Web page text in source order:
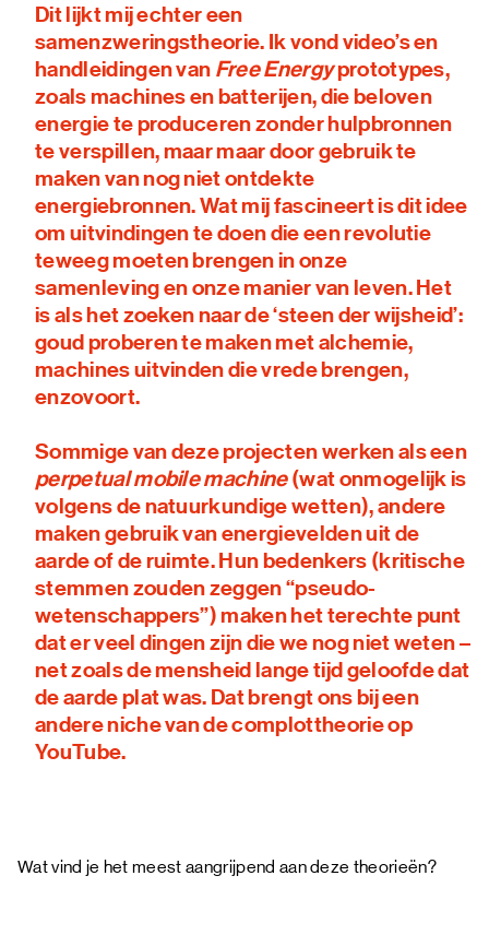
Dit lijkt mij echter een
samenzweringstheorie. Ik vond video’s en
handleidingen van Free Energyprototypes,
zoals machines en batterijen, die beloven
energie te produceren zonder hulpbronnen
te verspillen, maar maar door gebruik te
maken van nog niet ontdekte
energiebronnen. Wat mij fascineert is dit idee
om uitvindingen te doen die een revolutie
teweeg moeten brengen in onze
samenleving en onze manier van leven. Het
is als het zoeken naar de ‘steen der wijsheid’:
goud proberen te maken met alchemie,
machines uitvinden die vrede brengen,
enzovoort.
Sommige van deze projecten werken als een
perpetual mobile machine(wat onmogelijk is
volgens de natuurkundige wetten), andere
maken gebruik van energievelden uit de
aarde of de ruimte. Hun bedenkers (kritische
stemmen zouden zeggen “pseudo-
wetenschappers”) maken het terechte punt
dat er veel dingen zijn die we nog niet weten –
net zoals de mensheid lange tijd geloofde dat
de aarde plat was. Dat brengt ons bij een
andere niche van de complottheorie op
YouTube.
Wat vind je het meest aangrijpend aan deze theorieën?